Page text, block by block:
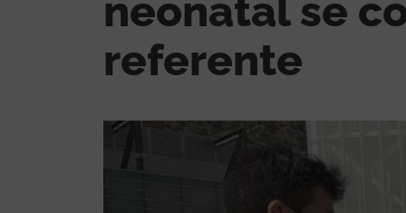
neonatal se
referente